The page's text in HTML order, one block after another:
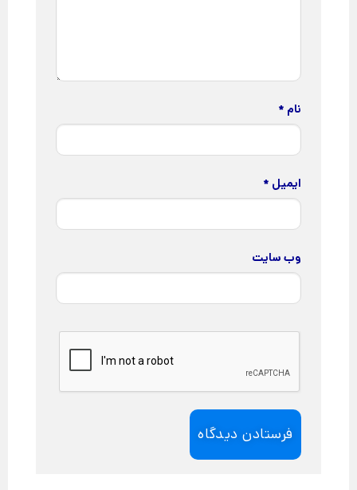
نام *
ایمیل *
وب‌ سایت